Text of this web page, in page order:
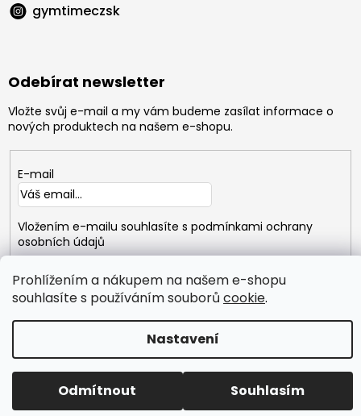
Prohlížením a nákupem na našem e-shopu
souhlasíte s používáním souborů cookie.
Nastavení
Odmítnout Souhlasím
gymtimeczsk
Odebírat newsletter
Vložte svůj e-mail a my vám budeme zasílat informace o
nových produktech na našem e-shopu.
E-mail
Vložením e-mailu souhlasíte s podmínkami ochrany
osobních údajů
PŘIHLÁSIT
SE
GYMTIME. Všechna práva vyhrazena.